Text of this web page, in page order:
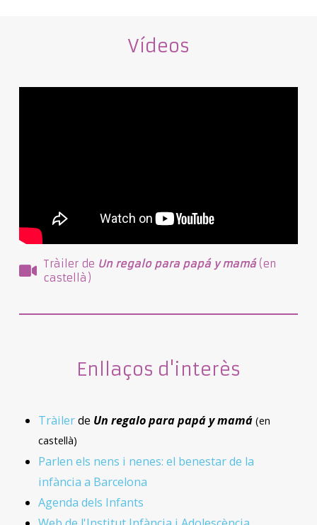
Vídeos
Tràiler de Un regalo para papá y mamá(en
castellà)
Enllaços d'interès
Tràilerde Un regalo para papá y mamá (en
castellà)
Parlen els nens i nenes: el benestar de la
infància a Barcelona
Agenda dels Infants